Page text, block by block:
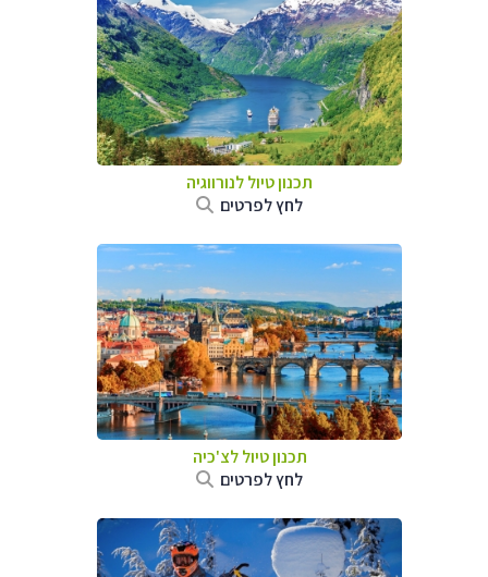
תכנון טיול לנורווגיה
לחץ לפרטים
תכנון טיול לצ'כיה
לחץ לפרטים